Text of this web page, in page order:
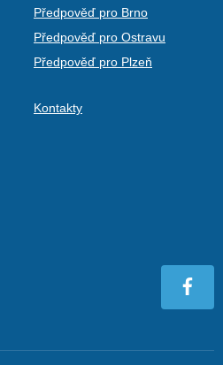
Předpověď pro Brno
Předpověď pro Ostravu
Předpověď pro Plzeň
Kontakty